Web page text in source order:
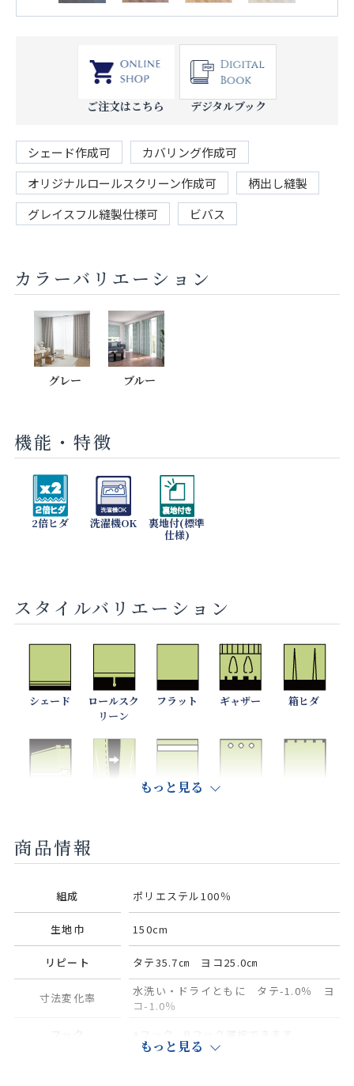
ご注文はこちら デジタルブック
シェード作成可
カバリング作成可
オリジナルロールスクリーン作成可
柄出し縫製
グレイスフル縫製仕様可
ビバス
カラーバリエーション
グレー ブルー
機能・特徴
2倍ヒダ 洗濯機OK 裏地付(標準
仕様)
スタイルバリエーション
シェード
ロールスク
リーン
フラット ギャザー 箱ヒダ
フラットカー
ハトメ（大・
クッションカ
バー
もっと見る
商品情報
組成 ポリエステル100％
生地巾 150cm
リピート タテ35.7㎝ ヨコ25.0㎝
寸法変化率
水洗い・ドライともに タテ-1.0％ ヨ
コ-1.0％
もっと見る